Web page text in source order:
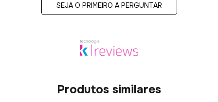
SEJA O PRIMEIRO A PERGUNTAR
Produtos similares